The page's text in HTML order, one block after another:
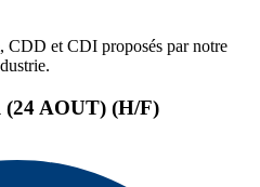
CDD et CDI proposés par notre
.
AOUT) (H/F)